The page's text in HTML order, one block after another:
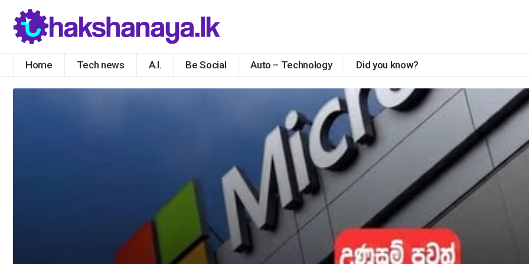
Home Tech news A.I. Be Social Auto – Technology Did you know?